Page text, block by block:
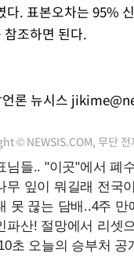
다. 표본오차는 95%
참조하면 된다.
론 뉴시스
© NEWSIS.COM, 무단 전